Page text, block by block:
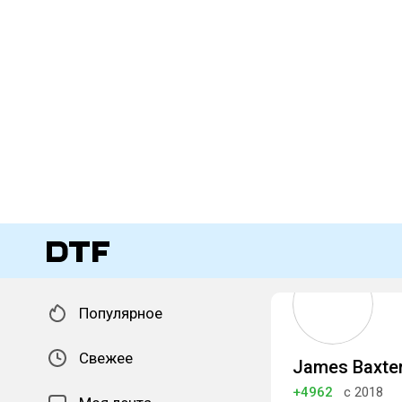
Популярное
Свежее James
+4962 с 2018